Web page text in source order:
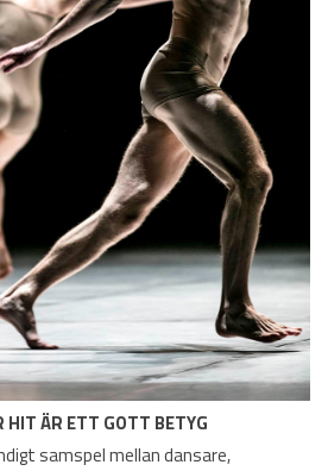
ÄR ETT GOTT BETYG
samspel mellan dansare,